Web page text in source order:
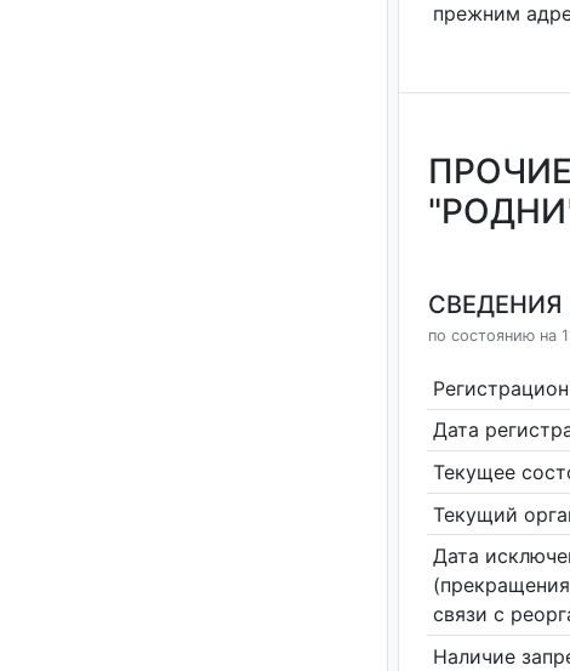
прежним
СВЕДЕНИЯ
по состоянию на
Дата
Текущее
Текущий
Дата
связи с
Наличие